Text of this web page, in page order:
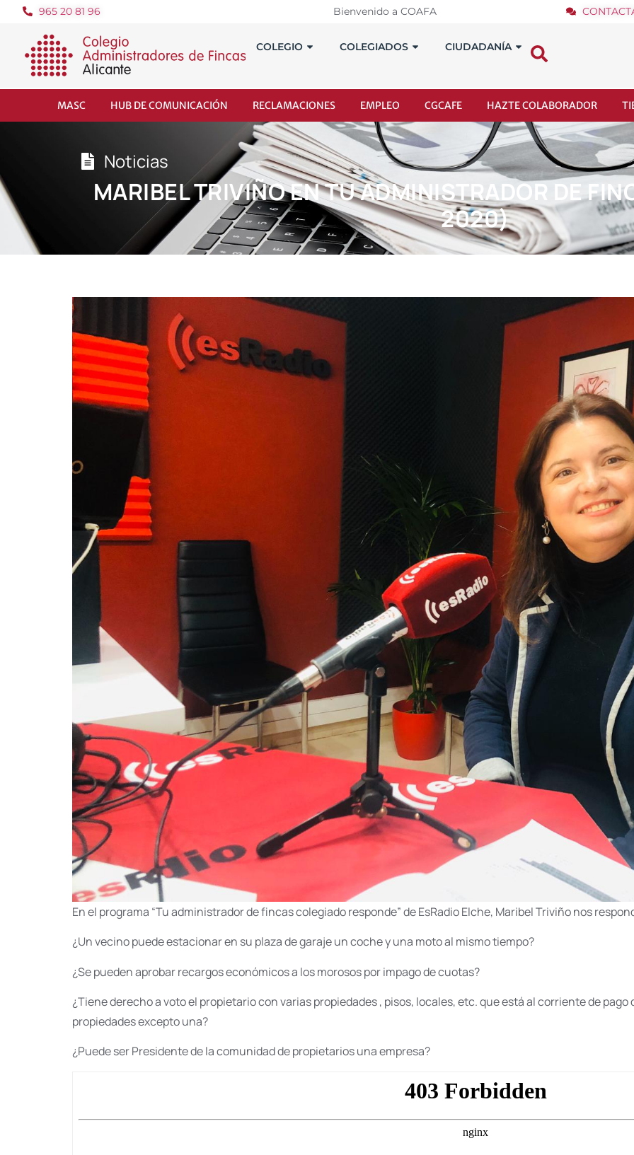
965 20 81 96 Bienvenido a COAFA
COLEGIO COLEGIADOS CIUDADANÍA
MASC HUB DE COMUNICACIÓN RECLAMACIONES EMPLEO CGCAFE HAZTE COLABORADOR
Noticias
MARIBEL TRIVIÑO EN TU ADMINISTRADOR DE
2020)
En el programa “Tu administrador de fincas colegiado responde” de EsRadio Elche, Maribel Triviño nos
¿Un vecino puede estacionar en su plaza de garaje un coche y una moto al mismo tiempo?
¿Se pueden aprobar recargos económicos a los morosos por impago de cuotas?
¿Tiene derecho a voto el propietario con varias propiedades , pisos, locales, etc. que está al corriente de
propiedades excepto una?
¿Puede ser Presidente de la comunidad de propietarios una empresa?